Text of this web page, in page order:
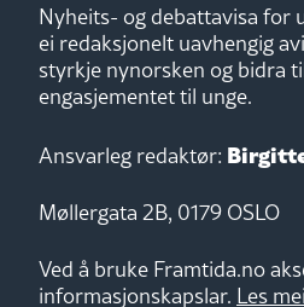
Nyheits- og debattavisa for
ei redaksjonelt uavhengig
styrkje nynorsken og bidra
engasjementet til unge.
Ansvarleg redaktør:
Møllergata 2B, 0179 OSLO
Ved å bruke Framtida.no
informasjonskapslar. Les